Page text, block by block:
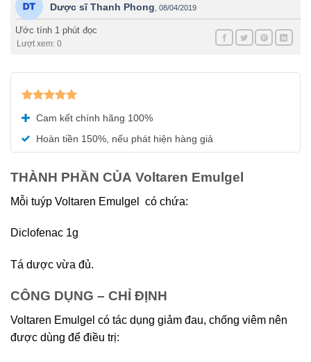
Dược sĩ Thanh Phong 08/04/2019
Ước tính 1 phút đọc
Lượt xem: 0
hạng5.00
5 sao
Cam kết chính hãng 100%
Hoàn tiền 150%, nếu phát hiện hàng giả
THÀNH PHẦN CỦA Voltaren Emulgel
Mỗi tuýp Voltaren Emulgel có chứa:
Diclofenac 1g
Tá dược vừa đủ.
CÔNG DỤNG – CHỈ ĐỊNH
Voltaren Emulgel có tác dụng giảm đau, chống viêm nên
được dùng để điều trị: